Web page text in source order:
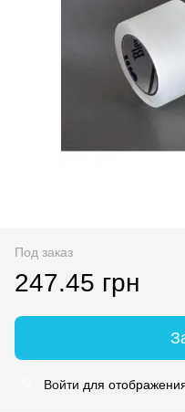
Под заказ
247.45 грн
Войти для